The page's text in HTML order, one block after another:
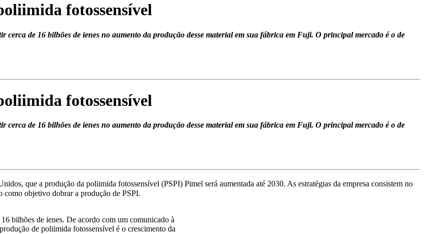
fotossensível
de 16 bilhões de ienes no aumento da produção desse material em sua fábrica em Fuji. O principal mercado é o de
fotossensível
de 16 bilhões de ienes no aumento da produção desse material em sua fábrica em Fuji. O principal mercado é o de
que a produção da poliimida fotossensível (PSPI) Pimel será aumentada até 2030. As estratégias da empresa consistem no
como objetivo dobrar a produção de PSPI.
bilhões de ienes. De acordo com um comunicado à
de poliimida fotossensível é o crescimento da